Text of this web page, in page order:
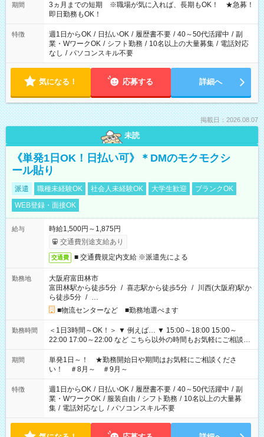
期間
3ヵ月までの短期 ※職場が気に入れば、長期もOK！ ★急募！
即日勤務もOK！
特徴 週1日からOK / 日払いOK / 履歴書不要 / 40～50代活躍中 / 副
業・WワークOK / シフト勤務 / 10名以上の大量募集 / 電話対応
なし / パソコンスキル不要
気になる！ 応募する 詳細へ
掲載日：2026.08.07
未読
《単発1日OK！日払い可》＊DMのモクモクシ
ール貼り
派遣 職種未経験OK 社会人未経験OK 大学生歓迎
ブランクOK
WEB登録・面接OK
給与
時給1,500円～1,875円
交通費別途支給あり
交通費 ■ 交通費規定内支給 ※派遣先による
勤務地
大阪府富田林市
富田林駅から徒歩5分 / 喜志駅から徒歩5分 / 川西(大阪府)駅か
ら徒歩5分 / …
■物流センターなど ■勤務地選べます
勤務時間
＜1日3時間～OK！＞ ▼ 例えば… ▼ 15:00～18:00 15:00～
22:00 17:00～22:00 など こちら以外の時間もお気軽にご相談く
ださい！
期間
単発1日～！ ★勤務開始日や期間はお気軽にご相談くださ
い！ ＃8月～ ＃9月～
特徴 週1日からOK / 日払いOK / 履歴書不要 / 40～50代活躍中 / 副
業・WワークOK / 服装自由 / シフト勤務 / 10名以上の大量募
集 / 電話対応なし / パソコンスキル不要